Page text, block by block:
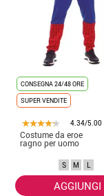
CONSEGNA 24/48 ORE
SUPER VENDITE
4.34/5.00
Costume da eroe
ragno per uomo
S M L
AGGIUNGI